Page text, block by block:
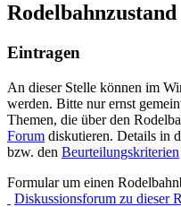
Rodelbahnzustand
Eintragen
An dieser Stelle können im
werden. Bitte nur ernst
Themen, die über den
Forum diskutieren. Details in
bzw. den Beurteilungskriterien
Formular um einen
Diskussionsforum zu dieser